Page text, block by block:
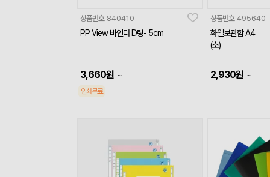
상품번호 840410
PP View 바인더 D링- 5cm
3,660원 ~
인쇄무료
상품번호 495640
화일보관함 A4
(소)
2,930원 ~